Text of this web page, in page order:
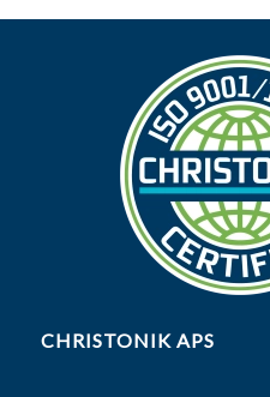
CHRISTONIK APS